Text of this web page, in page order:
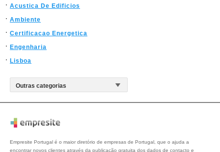
Acustica De Edificios
Ambiente
Certificacao Energetica
Engenharia
Lisboa
Empresite Portugal é o maior diretório de empresas de Portugal, que o ajuda a
encontrar novos clientes através da publicação gratuita dos dados de contacto e